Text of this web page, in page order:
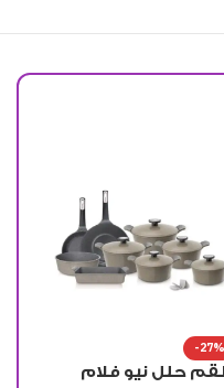
طقم حلل نيو فلام